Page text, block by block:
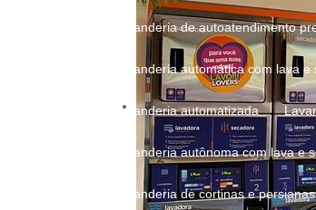
Lavanderia de autoatendimento
Lavanderia automática com lava
Lavanderia automatizada
Lavanderia autônoma com lava e
Lavanderia de cortinas e persianas